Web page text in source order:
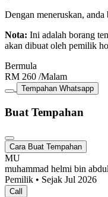
Dengan meneruskan, anda
Nota: Ini adalah borang
akan dibuat oleh pemilik
Bermula
RM 260 /Malam
Tempahan Whatsapp
Buat Tempahan
Cara Buat Tempahan
MU
muhammad helmi bin
Pemilik • Sejak Jul 2026
Call